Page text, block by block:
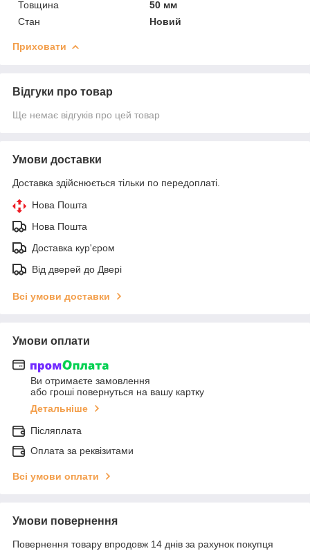
Товщина
50 мм
Стан
Новий
Приховати
Відгуки про товар
Ще немає відгуків про цей товар
Умови доставки
Доставка здійснюється тільки по передоплаті.
Нова Пошта
Нова Пошта
Доставка кур'єром
Від дверей до Двері
Всі умови доставки
Умови оплати
Ви отримаєте замовлення
або гроші повернуться на вашу картку
Детальніше
Післяплата
Оплата за реквізитами
Всі умови оплати
Умови повернення
Повернення товару впродовж 14 днів за рахунок покупця